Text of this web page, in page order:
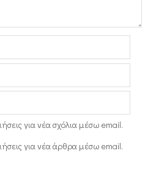
για νέα σχόλια μέσω email.
για νέα άρθρα μέσω email.